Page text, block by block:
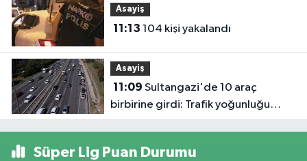
Asayiş
11:13 104 kişi yakalandı
Asayiş
11:09
birbirine girdi: Trafik yoğunluğu
havadan görüntülendi
Süper Lig Puan Durumu